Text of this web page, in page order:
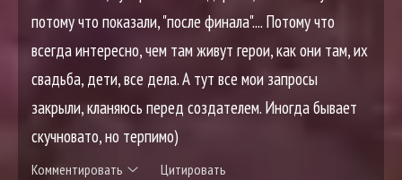
потому что показали, "после финала".... Потому что
всегда интересно, чем там живут герои, как они там, их
свадьба, дети, все дела. А тут все мои запросы
закрыли, кланяюсь перед создателем. Иногда бывает
скучновато, но терпимо)
Комментировать Цитировать